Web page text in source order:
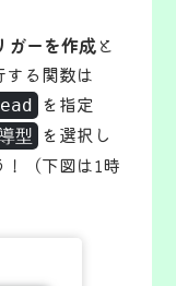
ガーを作成と
る関数は
を指定
型 を選択し
（下図は1時